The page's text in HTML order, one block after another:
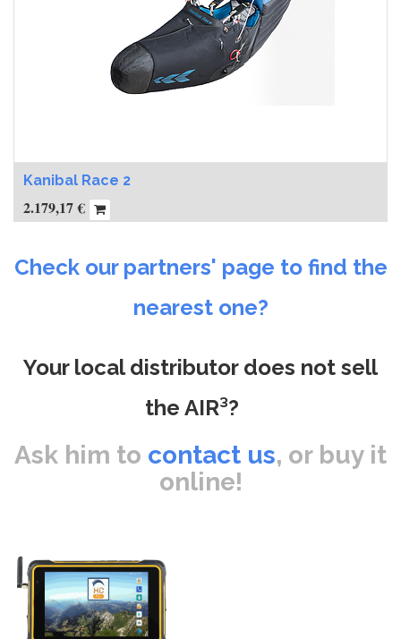
Kanibal Race 2
2.179,17€
Check our partners' page to find the
nearest one?
Your local distributor does not sell
the AIR³?
Ask him to contact us, or buy it
online!